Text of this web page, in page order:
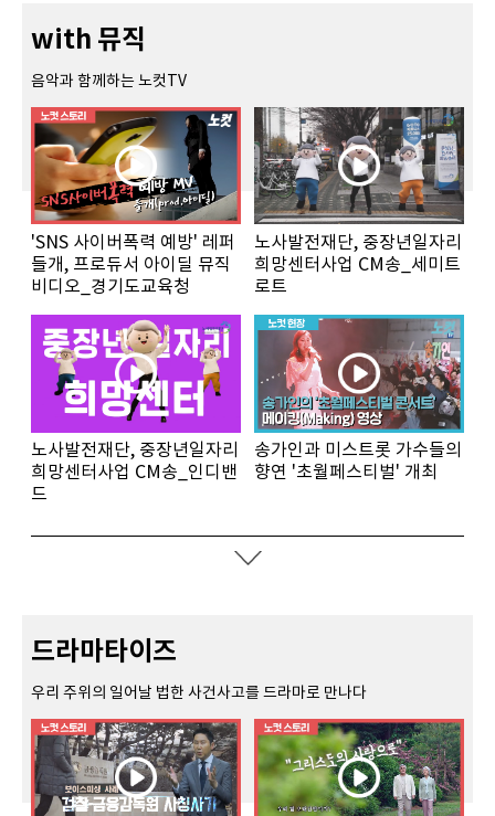
with 뮤직
음악과 함께하는 노컷TV
'SNS 사이버폭력 예방' 레퍼
들개, 프로듀서 아이딜 뮤직
비디오_경기도교육청
노사발전재단, 중장년일자리
희망센터사업 CM송_세미트
로트
노사발전재단, 중장년일자리
희망센터사업 CM송_인디밴
드
송가인과 미스트롯 가수들의
향연 '초월페스티벌' 개최
드라마타이즈
우리 주위의 일어날 법한 사건사고를 드라마로 만나다